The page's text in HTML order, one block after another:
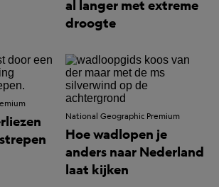
al langer met extreme
droogte
National Geographic Premium
Hoe wadlopen je
anders naar Nederland
laat kijken